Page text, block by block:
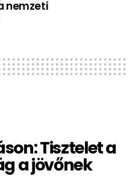
nemzeti
Tisztelet a
a jövőnek